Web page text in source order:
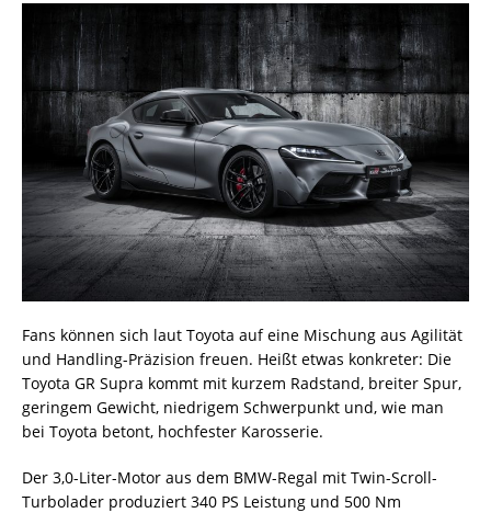
Fans können sich laut Toyota auf eine Mischung aus Agilität
und Handling-Präzision freuen. Heißt etwas konkreter: Die
Toyota GR Supra kommt mit kurzem Radstand, breiter Spur,
geringem Gewicht, niedrigem Schwerpunkt und, wie man
bei Toyota betont, hochfester Karosserie.
Der 3,0-Liter-Motor aus dem BMW-Regal mit Twin-Scroll-
Turbolader produziert 340 PS Leistung und 500 Nm